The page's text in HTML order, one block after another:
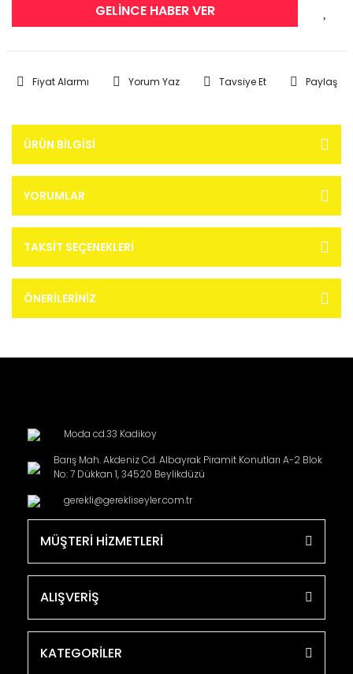
GELİNCE HABER VER
Fiyat Alarmı Yorum Yaz Tavsiye Et Paylaş
ÜRÜN BILGISI
YORUMLAR
TAKSIT SEÇENEKLERI
ÖNERILERINIZ
Moda cd.33 Kadikoy
Barış Mah. Akdeniz Cd. Albayrak Piramit Konutları A-2 Blok
No: 7 Dükkan 1, 34520 Beylikdüzü
gerekli@gerekliseyler.com.tr
MÜŞTERİ HİZMETLERİ
ALIŞVERİŞ
KATEGORİLER